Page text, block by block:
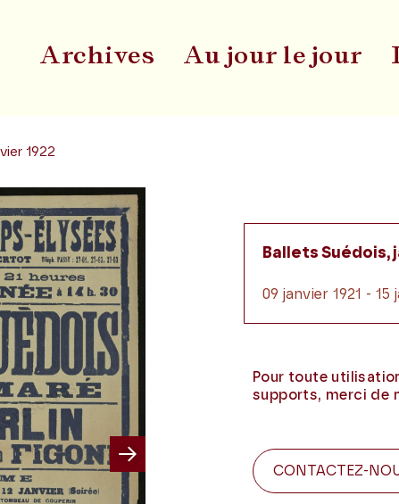
Archives Au jour le jour
1922
Ballets Suédois,
09 janvier 1921 - 15
Pour toute
supports, merci de
CONTACTEZ-